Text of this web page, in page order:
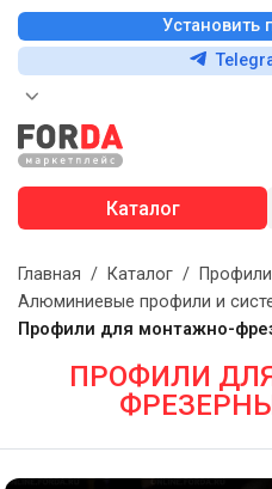
Установить
Каталог
Главная / Каталог /
Алюминиевые профили и
Профили для монтажно-
ПРОФИЛИ